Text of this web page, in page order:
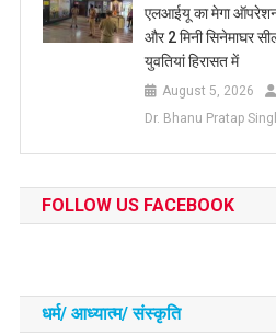
एलआईयू का मेगा
और 2 मिनी सिनेमाघर
युवतियां हिरासत में
August 5, 2026
Dr. Bhanu Pratap
FOLLOW US FACEBOOK
धर्म/ आध्‍यात्‍म/ संस्‍कृति